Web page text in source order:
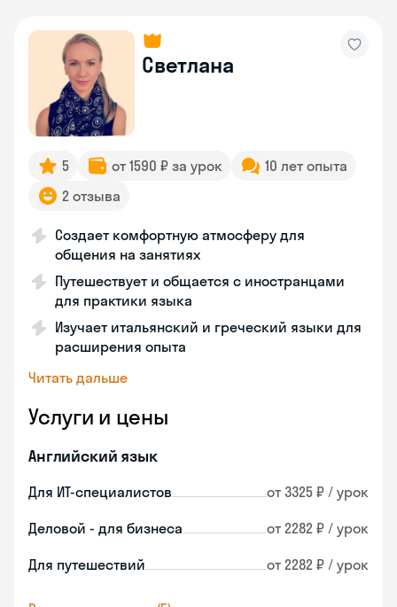
Светлана
5 от 1590 ₽ за урок
10 лет опыта
2 отзыва
Создает комфортную атмосферу для
общения на занятиях
Путешествует и общается с иностранцами
для практики языка
Изучает итальянский и греческий языки для
расширения опыта
Читать дальше
Услуги и цены
Английский язык
Для ИТ-специалистов от 3325 ₽ / урок
Деловой - для бизнеса от 2282 ₽ / урок
Для путешествий от 2282 ₽ / урок